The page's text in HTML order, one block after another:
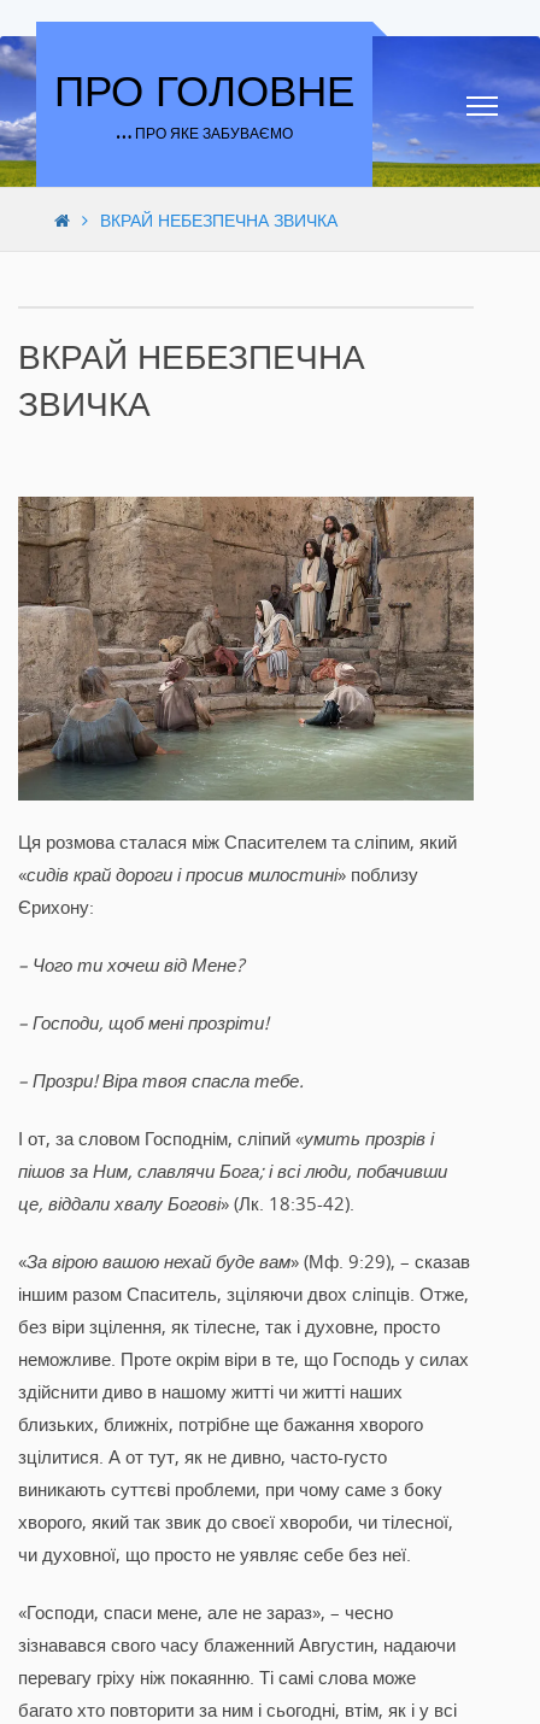
Skip to content
ПРО ГОЛОВНЕ
… ПРО ЯКЕ ЗАБУВАЄМО
ВКРАЙ НЕБЕЗПЕЧНА ЗВИЧКА
ВКРАЙ НЕБЕЗПЕЧНА
ЗВИЧКА
Ця розмова сталася між Спасителем та сліпим, який
«сидів край дороги і просив милостині» поблизу
Єрихону:
– Чого ти хочеш від Мене?
– Господи, щоб мені прозріти!
– Прозри! Віра твоя спасла тебе.
І от, за словом Господнім, сліпий «умить прозрів і
пішов за Ним, славлячи Бога; і всі люди, побачивши
це, віддали хвалу Богові» (Лк. 18:35-42).
«За вірою вашою нехай буде вам» (Мф. 9:29), – сказав
іншим разом Спаситель, зціляючи двох сліпців. Отже,
без віри зцілення, як тілесне, так і духовне, просто
неможливе. Проте окрім віри в те, що Господь у силах
здійснити диво в нашому житті чи житті наших
близьких, ближніх, потрібне ще бажання хворого
зцілитися. А от тут, як не дивно, часто-густо
виникають суттєві проблеми, при чому саме з боку
хворого, який так звик до своєї хвороби, чи тілесної,
чи духовної, що просто не уявляє себе без неї.
«Господи, спаси мене, але не зараз», – чесно
зізнавався свого часу блаженний Августин, надаючи
перевагу гріху ніж покаянню. Ті самі слова може
багато хто повторити за ним і сьогодні, втім, як і у всі